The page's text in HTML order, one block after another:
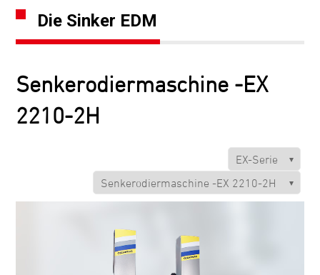
Die Sinker EDM
Senkerodiermaschine -EX
2210-2H